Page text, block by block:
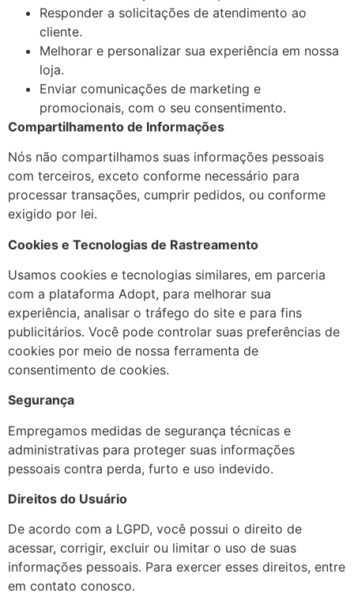
Responder a solicitações de atendimento ao
cliente.
Melhorar e personalizar sua experiência em nossa
loja.
Enviar comunicações de marketing e
promocionais, com o seu consentimento.
Compartilhamento de Informações
Nós não compartilhamos suas informações pessoais
com terceiros, exceto conforme necessário para
processar transações, cumprir pedidos, ou conforme
exigido por lei.
Cookies e Tecnologias de Rastreamento
Usamos cookies e tecnologias similares, em parceria
com a plataforma Adopt, para melhorar sua
experiência, analisar o tráfego do site e para fins
publicitários. Você pode controlar suas preferências de
cookies por meio de nossa ferramenta de
consentimento de cookies.
Segurança
Empregamos medidas de segurança técnicas e
administrativas para proteger suas informações
pessoais contra perda, furto e uso indevido.
Direitos do Usuário
De acordo com a LGPD, você possui o direito de
acessar, corrigir, excluir ou limitar o uso de suas
informações pessoais. Para exercer esses direitos, entre
em contato conosco.